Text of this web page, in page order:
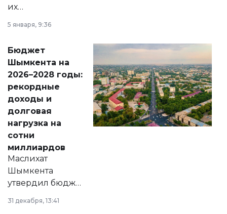
их
принести
народу
Венесуэлы.
5 января, 9:36
Бюджет
Шымкента на
2026–2028 годы:
рекордные
доходы и
долговая
нагрузка на
сотни
миллиардов
Маслихат
Шымкента
утвердил бюджет
города на 2026–
2028 годы.
31 декабря, 13:41